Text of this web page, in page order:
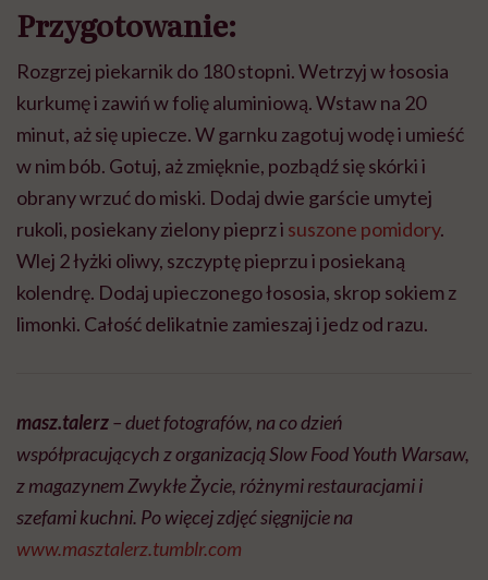
Przygotowanie:
Rozgrzej piekarnik do 180 stopni. Wetrzyj w łososia
kurkumę i zawiń w folię aluminiową. Wstaw na 20
minut, aż się upiecze. W garnku zagotuj wodę i umieść
w nim bób. Gotuj, aż zmięknie, pozbądź się skórki i
obrany wrzuć do miski. Dodaj dwie garście umytej
rukoli, posiekany zielony pieprz i suszone pomidory.
Wlej 2 łyżki oliwy, szczyptę pieprzu i posiekaną
kolendrę. Dodaj upieczonego łososia, skrop sokiem z
limonki. Całość delikatnie zamieszaj i jedz od razu.
masz.talerz– duet fotografów, na co dzień
współpracujących z organizacją Slow Food Youth Warsaw,
z magazynem Zwykłe Życie, różnymi restauracjami i
szefami kuchni. Po więcej zdjęć sięgnijcie na
www.masztalerz.tumblr.com